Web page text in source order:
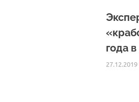
года
27.12.2019